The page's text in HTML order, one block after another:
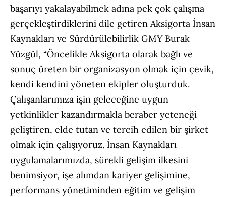
başarıyı yakalayabilmek adına pek çok çalışma
gerçekleştirdiklerini dile getiren Aksigorta İnsan
Kaynakları ve Sürdürülebilirlik GMY Burak
Yüzgül, “Öncelikle Aksigorta olarak bağlı ve
sonuç üreten bir organizasyon olmak için çevik,
kendi kendini yöneten ekipler oluşturduk.
Çalışanlarımıza işin geleceğine uygun
yetkinlikler kazandırmakla beraber yeteneği
geliştiren, elde tutan ve tercih edilen bir şirket
olmak için çalışıyoruz. İnsan Kaynakları
uygulamalarımızda, sürekli gelişim ilkesini
benimsiyor, işe alımdan kariyer gelişimine,
performans yönetiminden eğitim ve gelişim